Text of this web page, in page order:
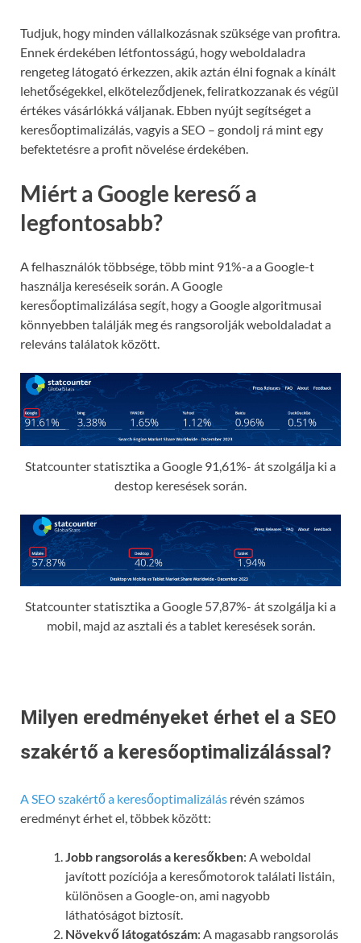
Tudjuk, hogy minden vállalkozásnak szüksége van profitra.
Ennek érdekében létfontosságú, hogy weboldaladra
rengeteg látogató érkezzen, akik aztán élni fognak a kínált
lehetőségekkel, elköteleződjenek, feliratkozzanak és végül
értékes vásárlókká váljanak. Ebben nyújt segítséget a
keresőoptimalizálás, vagyis a SEO – gondolj rá mint egy
befektetésre a profit növelése érdekében.
Miért a Google kereső a
legfontosabb?
A felhasználók többsége, több mint 91%-a a Google-t
használja kereséseik során. A Google
keresőoptimalizálása segít, hogy a Google algoritmusai
könnyebben találják meg és rangsorolják weboldaladat a
releváns találatok között.
Statcounter statisztika a Google 91,61%- át szolgálja ki a
destop keresések során.
Statcounter statisztika a Google 57,87%- át szolgálja ki a
mobil, majd az asztali és a tablet keresések során.
Milyen eredményeket érhet el a SEO
szakértő a keresőoptimalizálással?
A SEO szakértő a keresőoptimalizálás révén számos
eredményt érhet el, többek között:
Jobb rangsorolás a keresőkben: A weboldal
javított pozíciója a keresőmotorok találati listáin,
különösen a Google-on, ami nagyobb
láthatóságot biztosít.
Növekvő látogatószám: A magasabb rangsorolás